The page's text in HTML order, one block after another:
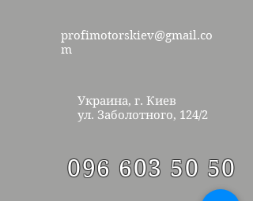
profimotorskiev@gmail.co
m
Украина, г. Киев
ул. Заболотного, 124/2
096 603 50 50